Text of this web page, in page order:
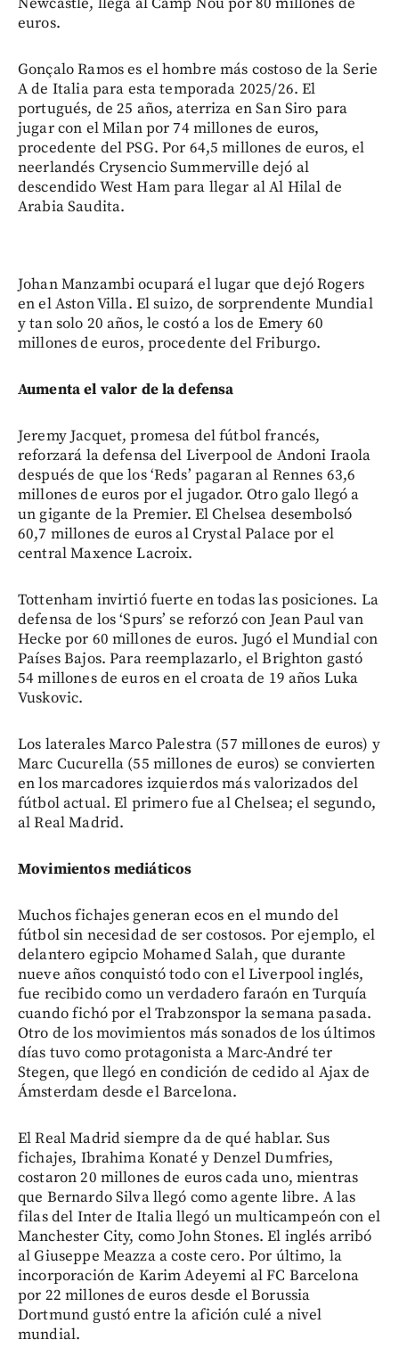
euros.
Gonçalo Ramos es el hombre más costoso de la Serie
A de Italia para esta temporada 2025/26. El
portugués, de 25 años, aterriza en San Siro para
jugar con el Milan por 74 millones de euros,
procedente del PSG. Por 64,5 millones de euros, el
neerlandés Crysencio Summerville dejó al
descendido West Ham para llegar al Al Hilal de
Arabia Saudita.
Johan Manzambi ocupará el lugar que dejó Rogers
en el Aston Villa. El suizo, de sorprendente Mundial
y tan solo 20 años, le costó a los de Emery 60
millones de euros, procedente del Friburgo.
Aumenta el valor de la defensa
Jeremy Jacquet, promesa del fútbol francés,
reforzará la defensa del Liverpool de Andoni Iraola
después de que los ‘Reds’ pagaran al Rennes 63,6
millones de euros por el jugador. Otro galo llegó a
un gigante de la Premier. El Chelsea desembolsó
60,7 millones de euros al Crystal Palace por el
central Maxence Lacroix.
Tottenham invirtió fuerte en todas las posiciones. La
defensa de los ‘Spurs’ se reforzó con Jean Paul van
Hecke por 60 millones de euros. Jugó el Mundial con
Países Bajos. Para reemplazarlo, el Brighton gastó
54 millones de euros en el croata de 19 años Luka
Vuskovic.
Los laterales Marco Palestra (57 millones de euros) y
Marc Cucurella (55 millones de euros) se convierten
en los marcadores izquierdos más valorizados del
fútbol actual. El primero fue al Chelsea; el segundo,
al Real Madrid.
Movimientos mediáticos
Muchos fichajes generan ecos en el mundo del
fútbol sin necesidad de ser costosos. Por ejemplo, el
delantero egipcio Mohamed Salah, que durante
nueve años conquistó todo con el Liverpool inglés,
fue recibido como un verdadero faraón en Turquía
cuando fichó por el Trabzonspor la semana pasada.
Otro de los movimientos más sonados de los últimos
días tuvo como protagonista a Marc-André ter
Stegen, que llegó en condición de cedido al Ajax de
Ámsterdam desde el Barcelona.
El Real Madrid siempre da de qué hablar. Sus
fichajes, Ibrahima Konaté y Denzel Dumfries,
costaron 20 millones de euros cada uno, mientras
que Bernardo Silva llegó como agente libre. A las
filas del Inter de Italia llegó un multicampeón con el
Manchester City, como John Stones. El inglés arribó
al Giuseppe Meazza a coste cero. Por último, la
incorporación de Karim Adeyemi al FC Barcelona
por 22 millones de euros desde el Borussia
Dortmund gustó entre la afición culé a nivel
mundial.